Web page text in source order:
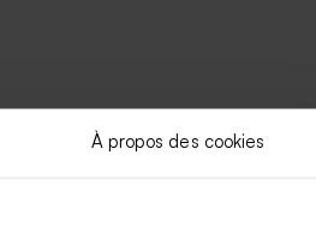
À propos des cookies